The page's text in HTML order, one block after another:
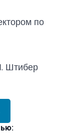
по
Штибер